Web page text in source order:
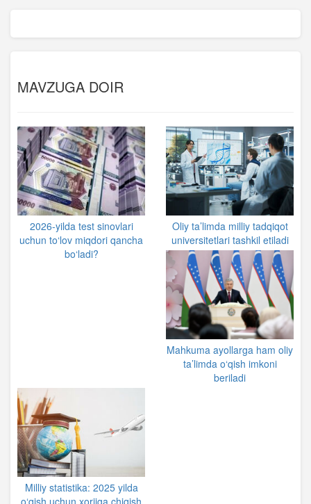
MAVZUGA DOIR
2026-yilda test sinovlari
uchun to‘lov miqdori qancha
bo‘ladi?
Oliy ta’limda milliy tadqiqot
universitetlari tashkil etiladi
Mahkuma ayollarga ham oliy
ta’limda o‘qish imkoni
beriladi
Milliy statistika: 2025 yilda